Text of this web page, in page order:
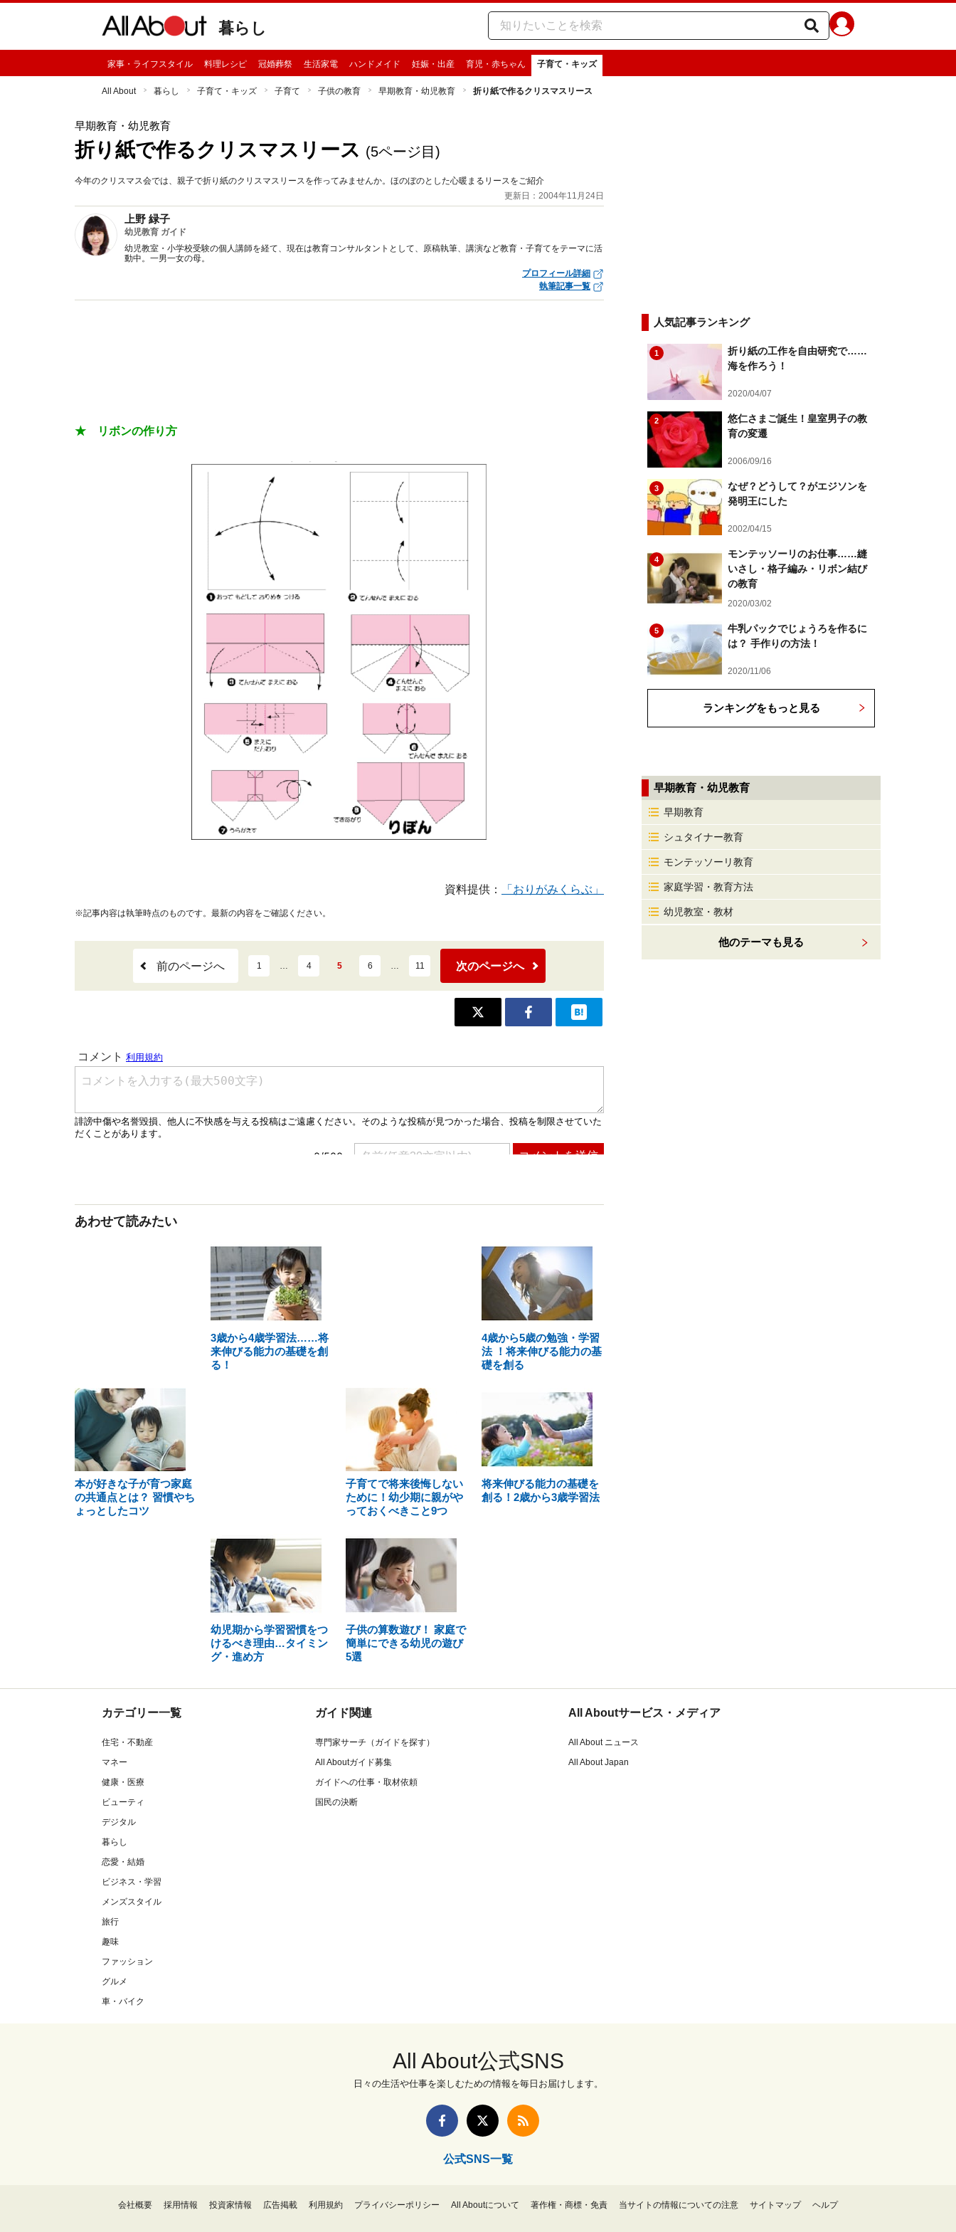
暮らし
家事・ライフスタイル 料理レシピ 冠婚葬祭 生活家電 ハンドメイド 妊娠・出産 育児・赤ちゃん 子育て・キッズ
All About 暮らし 子育て・キッズ 子育て 子供の教育 早期教育・幼児教育 折り紙で作るクリスマスリース
早期教育・幼児教育
折り紙で作るクリスマスリース (5ページ目)
今年のクリスマス会では、親子で折り紙のクリスマスリースを作ってみませんか。ほのぼのとした心暖まるリースをご紹介
更新日：2004年11月24日
上野 緑子
幼児教育 ガイド
幼児教室・小学校受験の個人講師を経て、現在は教育コンサルタントとして、原稿執筆、講演など教育・子育てをテーマに活
動中。一男一女の母。
プロフィール詳細
執筆記事一覧
★ リボンの作り方
資料提供： 「おりがみくらぶ」
※記事内容は執筆時点のものです。最新の内容をご確認ください。
前のページへ 1 … 4 5 6 … 11 次のページへ
あわせて読みたい
3歳から4歳学習法……将
来伸びる能力の基礎を創
る！
4歳から5歳の勉強・学習
法 ！将来伸びる能力の基
礎を創る
本が好きな子が育つ家庭
の共通点とは？ 習慣やち
ょっとしたコツ
子育てで将来後悔しない
ために！幼少期に親がや
っておくべきこと9つ
将来伸びる能力の基礎を
創る！2歳から3歳学習法
幼児期から学習習慣をつ
けるべき理由…タイミン
グ・進め方
子供の算数遊び！ 家庭で
簡単にできる幼児の遊び
5選
人気記事ランキング
1
折り紙の工作を自由研究で……
海を作ろう！
2020/04/07
2
悠仁さまご誕生！皇室男子の教
育の変遷
2006/09/16
3
なぜ？どうして？がエジソンを
発明王にした
2002/04/15
4
モンテッソーリのお仕事……縫
いさし・格子編み・リボン結び
の教育
2020/03/02
5
牛乳パックでじょうろを作るに
は？ 手作りの方法！
2020/11/06
ランキングをもっと見る
早期教育・幼児教育
早期教育
シュタイナー教育
モンテッソーリ教育
家庭学習・教育方法
幼児教室・教材
他のテーマも見る
カテゴリー一覧
住宅・不動産
マネー
健康・医療
ビューティ
デジタル
暮らし
恋愛・結婚
ビジネス・学習
メンズスタイル
旅行
趣味
ファッション
グルメ
車・バイク
ガイド関連
専門家サーチ（ガイドを探す）
All Aboutガイド募集
ガイドへの仕事・取材依頼
国民の決断
All Aboutサービス・メディア
All About ニュース
All About Japan
All About公式SNS
日々の生活や仕事を楽しむための情報を毎日お届けします。
公式SNS一覧
会社概要 採用情報 投資家情報 広告掲載 利用規約 プライバシーポリシー All Aboutについて 著作権・商標・免責 当サイトの情報についての注意 サイトマップ ヘルプ